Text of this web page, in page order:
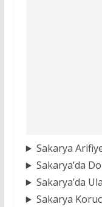
Sakarya
Sakarya’da
Sakarya’da
Sakarya